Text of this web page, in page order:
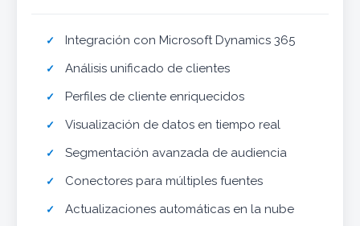
Integración con Microsoft Dynamics 365
Análisis unificado de clientes
Perfiles de cliente enriquecidos
Visualización de datos en tiempo real
Segmentación avanzada de audiencia
Conectores para múltiples fuentes
Actualizaciones automáticas en la nube